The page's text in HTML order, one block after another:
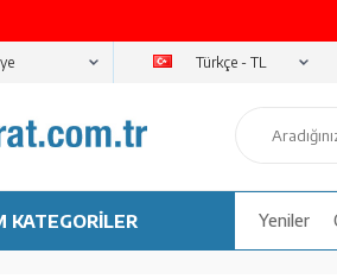
Türkçe - TL
KATEGORİLER Yeniler